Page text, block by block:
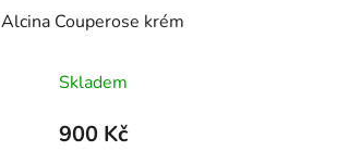
Alcina Couperose krém
Skladem
900 Kč